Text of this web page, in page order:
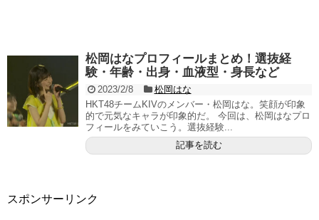
松岡はなプロフィールまとめ！選抜経
験・年齢・出身・血液型・身長など
2023/2/8
松岡はな
HKT48チームKIVのメンバー・松岡はな。笑顔が印象
的で元気なキャラが印象的だ。 今回は、松岡はなプロ
フィールをみていこう。選抜経験...
記事を読む
スポンサーリンク